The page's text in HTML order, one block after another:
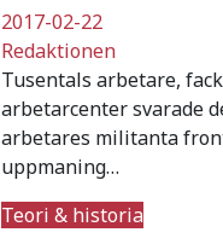
2017-02-22
Redaktionen
Tusentals arbetare,
arbetarcenter svarade
arbetares militanta
uppmaning…
Teori & historia